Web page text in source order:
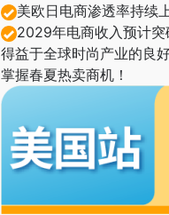
美欧日电商渗透率持续
2029年电商收入预计突
得益于全球时尚产业的良
掌握春夏热卖商机！